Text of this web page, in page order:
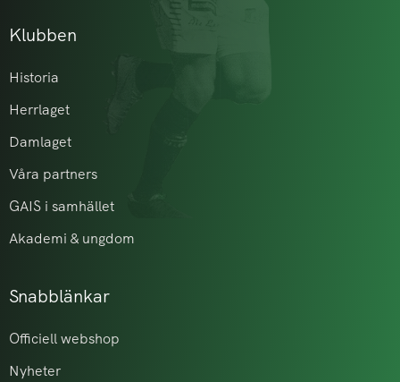
Klubben
Historia
Herrlaget
Damlaget
Våra partners
GAIS i samhället
Akademi & ungdom
Snabblänkar
Officiell webshop
Nyheter